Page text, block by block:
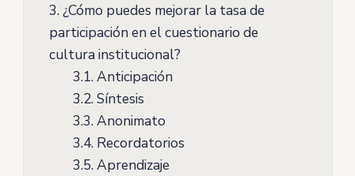
3.¿Cómo puedes mejorar la tasa de
participación en el cuestionario de
cultura institucional?
3.1.Anticipación
3.2.Síntesis
3.3.Anonimato
3.4.Recordatorios
3.5.Aprendizaje